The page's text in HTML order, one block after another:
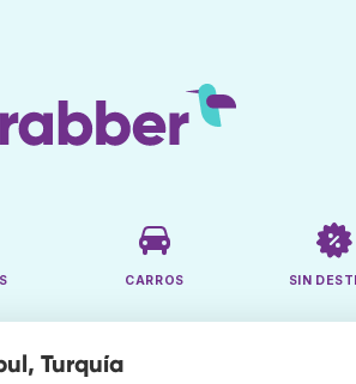
CARROS SIN
Turquía